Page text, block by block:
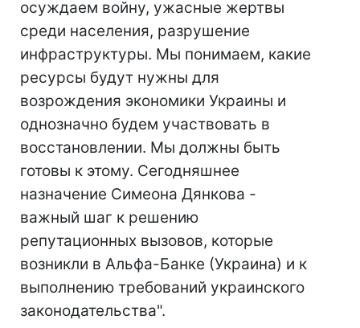
осуждаем войну, ужасные жертвы
среди населения, разрушение
инфраструктуры. Мы понимаем, какие
ресурсы будут нужны для
возрождения экономики Украины и
однозначно будем участвовать в
восстановлении. Мы должны быть
готовы к этому. Сегодняшнее
назначение Симеона Дянкова -
важный шаг к решению
репутационных вызовов, которые
возникли в Альфа-Банке (Украина) и к
выполнению требований украинского
законодательства".